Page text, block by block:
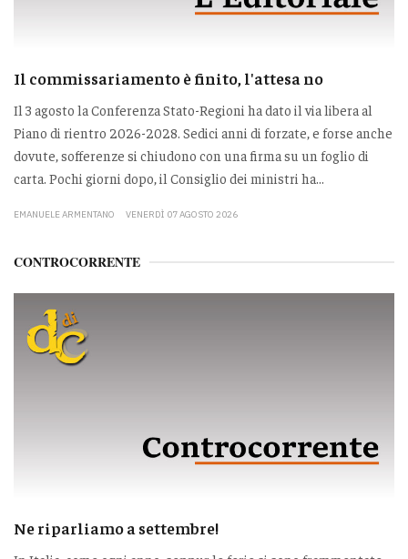
Il commissariamento è finito, l'attesa no
Il 3 agosto la Conferenza Stato-Regioni ha dato il via libera al
Piano di rientro 2026-2028. Sedici anni di forzate, e forse anche
dovute, sofferenze si chiudono con una firma su un foglio di
carta. Pochi giorni dopo, il Consiglio dei ministri ha...
EMANUELE ARMENTANO VENERDÌ 07 AGOSTO 2026
CONTROCORRENTE
Ne riparliamo a settembre!